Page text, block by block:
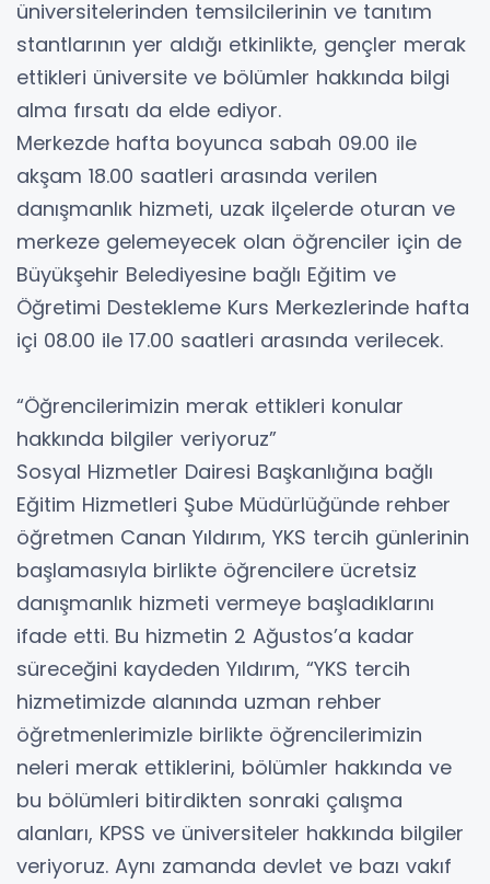
üniversitelerinden temsilcilerinin ve tanıtım
stantlarının yer aldığı etkinlikte, gençler merak
ettikleri üniversite ve bölümler hakkında bilgi
alma fırsatı da elde ediyor.
Merkezde hafta boyunca sabah 09.00 ile
akşam 18.00 saatleri arasında verilen
danışmanlık hizmeti, uzak ilçelerde oturan ve
merkeze gelemeyecek olan öğrenciler için de
Büyükşehir Belediyesine bağlı Eğitim ve
Öğretimi Destekleme Kurs Merkezlerinde hafta
içi 08.00 ile 17.00 saatleri arasında verilecek.
“Öğrencilerimizin merak ettikleri konular
hakkında bilgiler veriyoruz”
Sosyal Hizmetler Dairesi Başkanlığına bağlı
Eğitim Hizmetleri Şube Müdürlüğünde rehber
öğretmen Canan Yıldırım, YKS tercih günlerinin
başlamasıyla birlikte öğrencilere ücretsiz
danışmanlık hizmeti vermeye başladıklarını
ifade etti. Bu hizmetin 2 Ağustos’a kadar
süreceğini kaydeden Yıldırım, “YKS tercih
hizmetimizde alanında uzman rehber
öğretmenlerimizle birlikte öğrencilerimizin
neleri merak ettiklerini, bölümler hakkında ve
bu bölümleri bitirdikten sonraki çalışma
alanları, KPSS ve üniversiteler hakkında bilgiler
veriyoruz. Aynı zamanda devlet ve bazı vakıf